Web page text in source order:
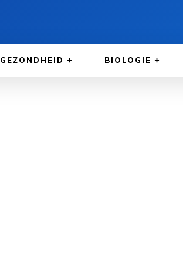
GEZONDHEID BIOLOGIE